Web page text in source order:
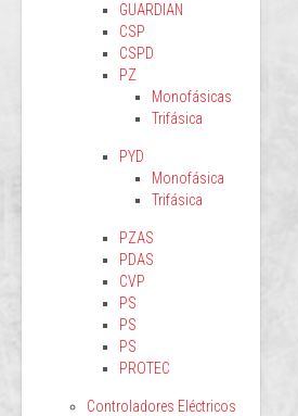
GUARDIAN
CSP
CSPD
PZ
Monofásicas
Trifásica
PYD
Monofásica
Trifásica
PZAS
PDAS
CVP
PS
PS
PS
PROTEC
Controladores Eléctricos